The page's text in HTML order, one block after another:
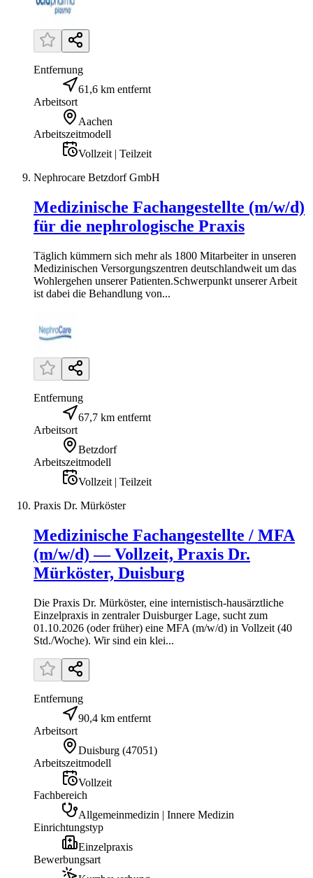
Entfernung
61,6 km entfernt
Arbeitsort
Aachen
Arbeitszeitmodell
Vollzeit | Teilzeit
Nephrocare Betzdorf GmbH
Medizinische Fachangestellte (m/w/d)
für die nephrologische Praxis
Täglich kümmern sich mehr als 1800 Mitarbeiter in unseren
Medizinischen Versorgungszentren deutschlandweit um das
Wohlergehen unserer Patienten.Schwerpunkt unserer Arbeit
ist dabei die Behandlung von...
Entfernung
67,7 km entfernt
Arbeitsort
Betzdorf
Arbeitszeitmodell
Vollzeit | Teilzeit
Praxis Dr. Mürköster
Medizinische Fachangestellte / MFA
(m/w/d) — Vollzeit, Praxis Dr.
Mürköster, Duisburg
Die Praxis Dr. Mürköster, eine internistisch-hausärztliche
Einzelpraxis in zentraler Duisburger Lage, sucht zum
01.10.2026 (oder früher) eine MFA (m/w/d) in Vollzeit (40
Std./Woche). Wir sind ein klei...
Entfernung
90,4 km entfernt
Arbeitsort
Duisburg (47051)
Arbeitszeitmodell
Vollzeit
Fachbereich
Allgemeinmedizin | Innere Medizin
Einrichtungstyp
Einzelpraxis
Bewerbungsart